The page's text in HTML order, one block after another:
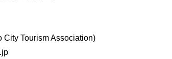
City Tourism Association)